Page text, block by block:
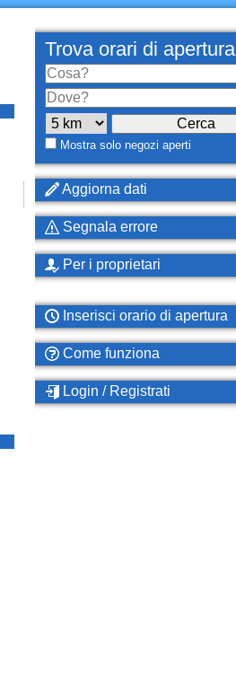
Trova orari di apertura
Mostra solo negozi aperti
Aggiorna dati
Segnala errore
Per i proprietari
Inserisci orario di apertura
Come funziona
Login / Registrati